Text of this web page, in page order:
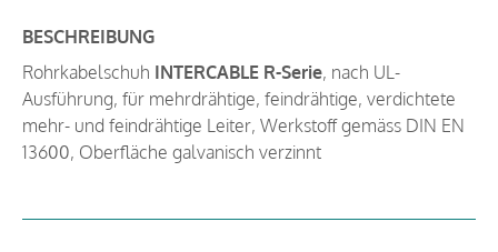
BESCHREIBUNG
Rohrkabelschuh INTERCABLE R-Serie, nach UL-
Ausführung, für mehrdrähtige, feindrähtige, verdichtete
mehr- und feindrähtige Leiter, Werkstoff gemäss DIN EN
13600, Oberfläche galvanisch verzinnt